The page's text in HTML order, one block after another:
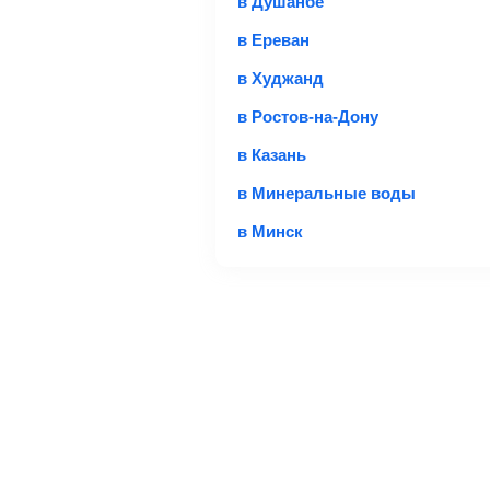
купить билет с багажом дешевле,
Важно:При покупке билета
Подробная информация о
в Ереван
в Худжанд
в Ростов-на-Дону
в Казань
в Минеральные воды
в Минск